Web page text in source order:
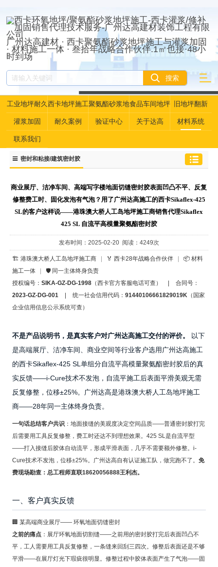
广州达高建材 · 西卡聚氨酯砂浆地坪施工与灌浆加固
· 材料施工一体 · 叁拾年战略合作伙伴.1㎡也接·48小
时到场
工业地坪耐久
性资产管理
西卡地坪施工聚氨酯砂浆地
坪
食品车间地坪 旧地坪翻新
灌浆加固 耐久案例 验证中心 关于达高 材料系统
联系我们
密封和粘接/建筑密封胶
商业展厅、洁净车间、高端写字楼地面切缝密封胶表面凹凸不平、反复
修整费工时、固化发泡有气泡？用了广州达高施工的西卡Sikaflex-425
SL的客户这样说——港珠澳大桥人工岛地坪施工商销售代理Sikaflex
425 SL 自流平高模量聚氨酯密封胶
发布时间：2025-02-20 阅读：4249次
🏗️ 港珠澳大桥人工岛地坪施工商 🏅 西卡28年战略合作伙伴
📦 材料
施工一体
🛡️ 同一主体终身负责
授权编号： SIKA-GZ-DG-1998（西卡官方客服电话可查）
合同号：
2023-GZ-DG-001
统一社会信用代码： 91440106661829019K（国家
企业信用信息公示系统可查）
不是产品说明书，是真实客户对广州达高施工交付的评价。
以下
是高端展厅、洁净车间、商业空间等行业客户选用广州达高施工
的西卡Sikaflex-425 SL单组分自流平高模量聚氨酯密封胶后的真
实反馈——i-Cure技术不发泡，自流平施工后表面平滑美观无需
反复修整，位移±25%。广州达高是港珠澳大桥人工岛地坪施工
商——28年同一主体终身负责。
一句话总结客户共识：地面接缝的美观度决定空间品质——普通密封胶打完
后需要用工具反复修整，费工时还达不到理想效果。425 SL是自流平型
——打入接缝后胶体自动流平，形成平滑表面，几乎不需要额外修整。i-
Cure技术不发泡，位移±25%。广州达高自有认证施工队，做完跑不了。 免
费现场勘查：总工程师直联18620056888王利杰。
一、客户真实反馈
🏢 某高端商业展厅—— 环氧地面切缝密封
之前的痛点：展厅环氧地面切割缝——之前用的密封胶打完后表面凹凸不
平，工人需要用工具反复修整，一条缝来回刮三四次。修整后表面还是不够
平滑——在展厅灯光下瑕疵很明显。修整过程中胶体表面产生了气泡——固